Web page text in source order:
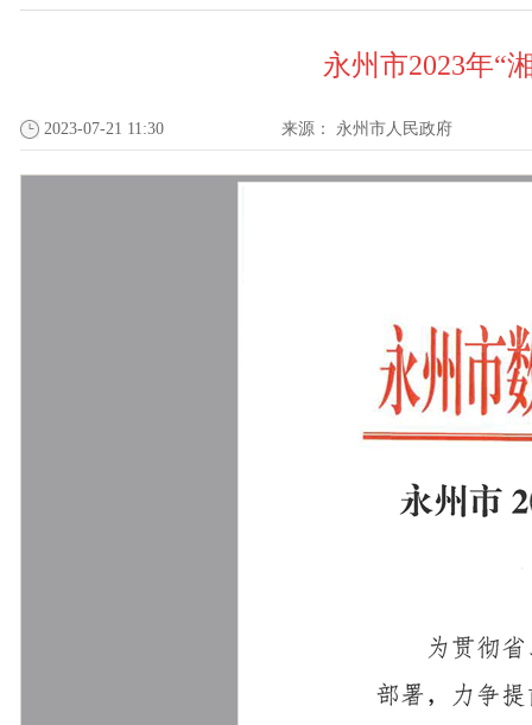
永州市2023年“
2023-07-21 11:30 来源： 永州市人民政府